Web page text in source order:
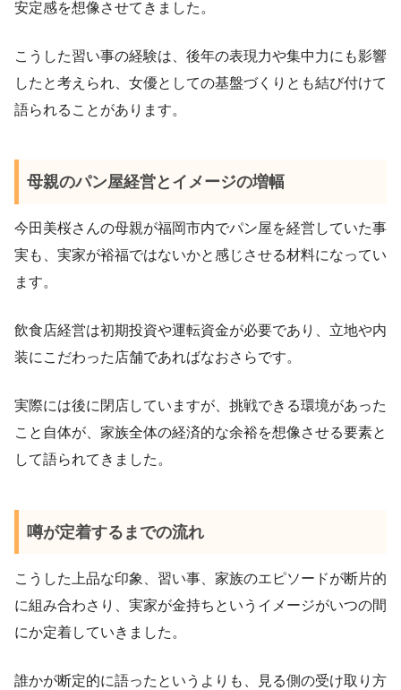
安定感を想像させてきました。
こうした習い事の経験は、後年の表現力や集中力にも影響
したと考えられ、女優としての基盤づくりとも結び付けて
語られることがあります。
母親のパン屋経営とイメージの増幅
今田美桜さんの母親が福岡市内でパン屋を経営していた事
実も、実家が裕福ではないかと感じさせる材料になってい
ます。
飲食店経営は初期投資や運転資金が必要であり、立地や内
装にこだわった店舗であればなおさらです。
実際には後に閉店していますが、挑戦できる環境があった
こと自体が、家族全体の経済的な余裕を想像させる要素と
して語られてきました。
噂が定着するまでの流れ
こうした上品な印象、習い事、家族のエピソードが断片的
に組み合わさり、実家が金持ちというイメージがいつの間
にか定着していきました。
誰かが断定的に語ったというよりも、見る側の受け取り方